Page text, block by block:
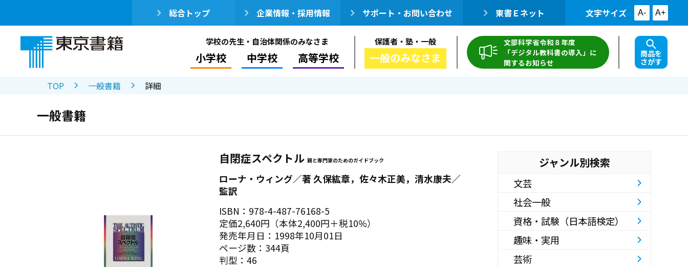
総合トップ 企業情報・採用情報 サポート・お問い合わせ 東書Ｅネット 文字サイズ A- A+
学校の先生・自治体関係のみなさま
小学校 中学校 高等学校
保護者・塾・一般
一般のみなさま
文部科学省令和８年度
「デジタル教科書の導入」に
関するお知らせ
商品を
さがす
TOP 一般書籍 詳細
一般書籍
自閉症スペクトル 親と専門家のためのガイドブック
ローナ・ウィング／著 久保紘章，佐々木正美，清水康夫／
監訳
ISBN：978-4-487-76168-5
定価2,640円（本体2,400円＋税10%）
発売年月日：1998年10月01日
ページ数：344頁
判型：46
ジャンル別検索
文芸
社会一般
資格・試験（日本語検定）
趣味・実用
芸術